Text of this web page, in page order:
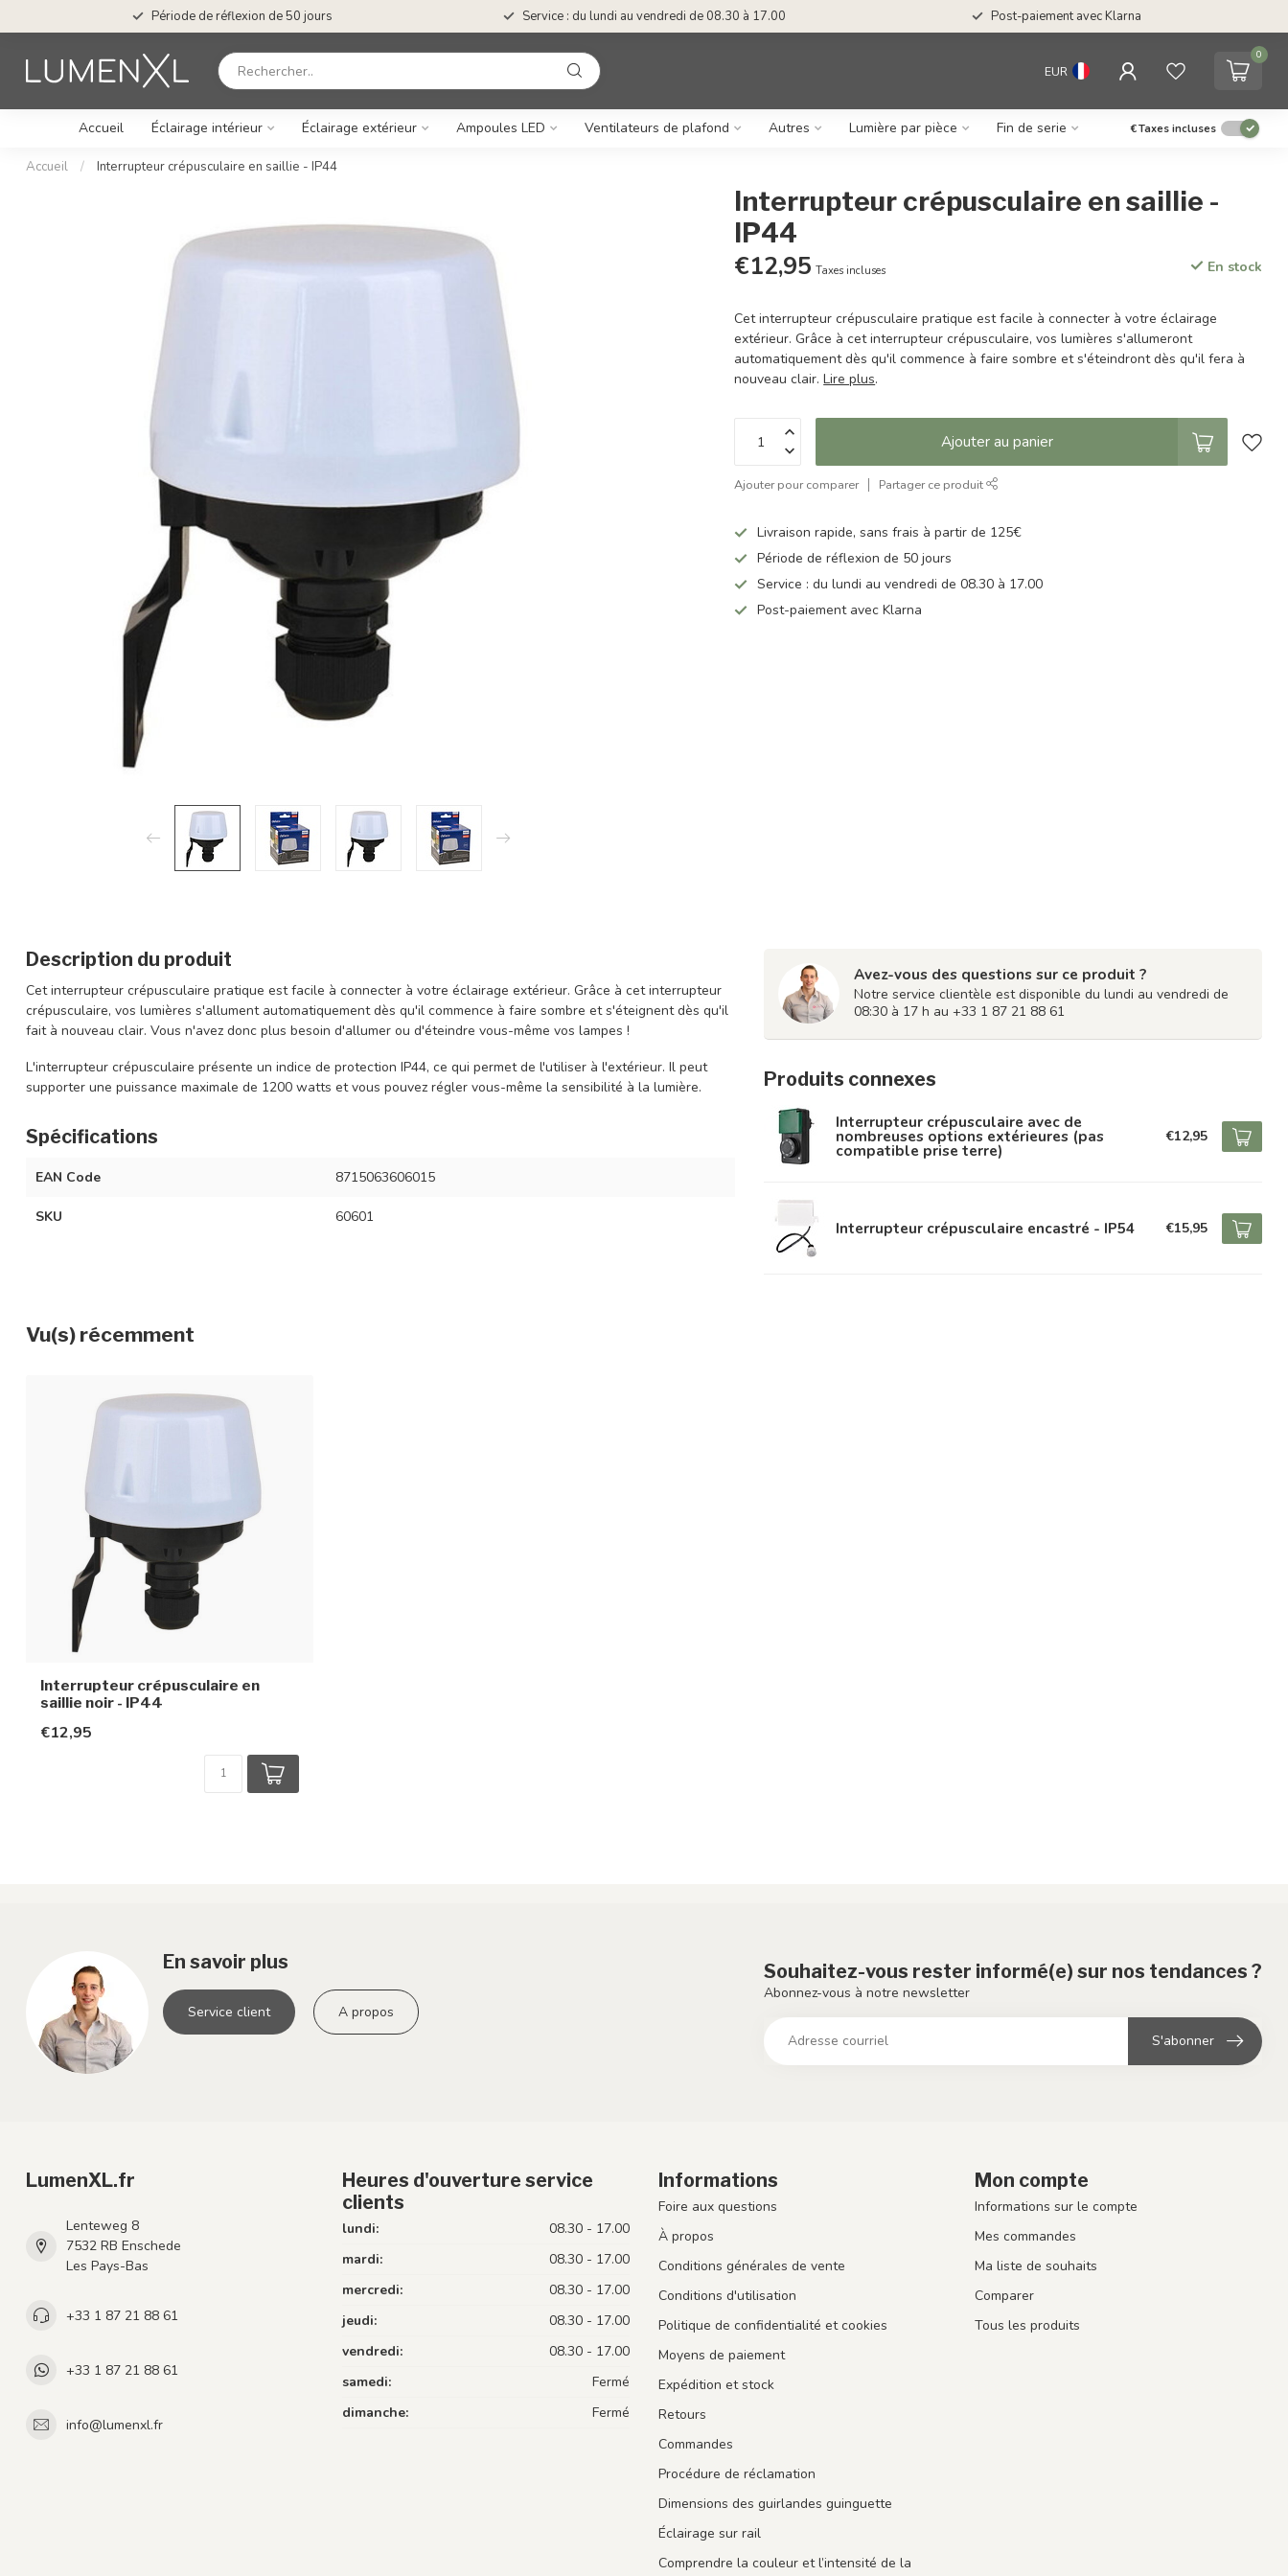
Période de réflexion de 50 jours Service : du lundi au vendredi de 08.30 à 17.00 Post-paiement avec Klarna
EUR
0
Accueil Éclairage intérieur Éclairage extérieur Ampoules LED Ventilateurs de plafond Autres Lumière par pièce Fin de serie €Taxes incluses
Accueil / Interrupteur crépusculaire en saillie - IP44
Interrupteur crépusculaire en saillie -
IP44
€12,95 Taxes incluses En stock
Cet interrupteur crépusculaire pratique est facile à connecter à votre éclairage
extérieur. Grâce à cet interrupteur crépusculaire, vos lumières s'allumeront
automatiquement dès qu'il commence à faire sombre et s'éteindront dès qu'il fera à
nouveau clair.Lire plus.
Ajouter au panier
Ajouter pour comparer Partager ce produit
Livraison rapide, sans frais à partir de 125€
Période de réflexion de 50 jours
Service : du lundi au vendredi de 08.30 à 17.00
Post-paiement avec Klarna
Description du produit
Cet interrupteur crépusculaire pratique est facile à connecter à votre éclairage extérieur. Grâce à cet interrupteur
crépusculaire, vos lumières s'allument automatiquement dès qu'il commence à faire sombre et s'éteignent dès qu'il
fait à nouveau clair. Vous n'avez donc plus besoin d'allumer ou d'éteindre vous-même vos lampes !
L'interrupteur crépusculaire présente un indice de protection IP44, ce qui permet de l'utiliser à l'extérieur. Il peut
supporter une puissance maximale de 1200 watts et vous pouvez régler vous-même la sensibilité à la lumière.
Spécifications
EAN Code 8715063606015
SKU 60601
Avez-vous des questions sur ce produit ?
Notre service clientèle est disponible du lundi au vendredi de
08:30 à 17 h au +33 1 87 21 88 61
Produits connexes
Interrupteur crépusculaire avec de
nombreuses options extérieures (pas
compatible prise terre)
€12,95
Interrupteur crépusculaire encastré - IP54 €15,95
Vu(s) récemment
Interrupteur crépusculaire en
saillie noir - IP44
€12,95
En savoir plus
Service client A propos
Souhaitez-vous rester informé(e) sur nos tendances ?
Abonnez-vous à notre newsletter
S'abonner
LumenXL.fr
Lenteweg 8
7532 RB Enschede
Les Pays-Bas
+33 1 87 21 88 61
+33 1 87 21 88 61
info@lumenxl.fr
Heures d'ouverture service
clients
lundi:
08.30 - 17.00
mardi:
08.30 - 17.00
mercredi:
08.30 - 17.00
jeudi:
08.30 - 17.00
vendredi:
08.30 - 17.00
samedi:
Fermé
dimanche:
Fermé
Informations
Foire aux questions
À propos
Conditions générales de vente
Conditions d'utilisation
Politique de confidentialité et cookies
Moyens de paiement
Expédition et stock
Retours
Commandes
Procédure de réclamation
Dimensions des guirlandes guinguette
Éclairage sur rail
Comprendre la couleur et l’intensité de la
Mon compte
Informations sur le compte
Mes commandes
Ma liste de souhaits
Comparer
Tous les produits